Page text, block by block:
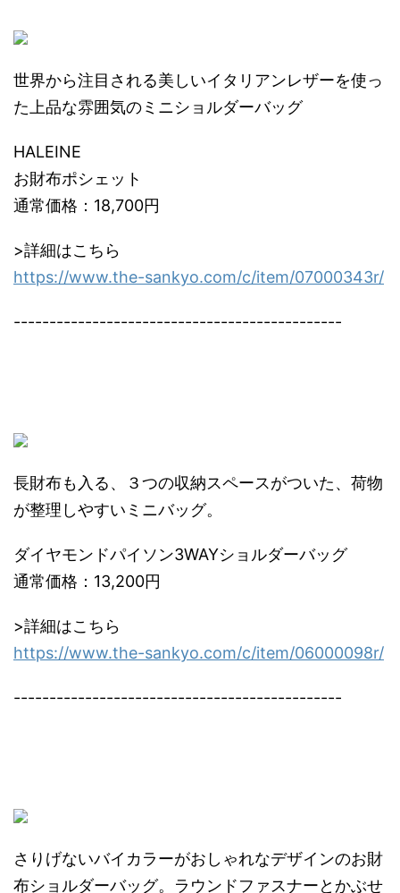
世界から注目される美しいイタリアンレザーを使っ
た上品な雰囲気のミニショルダーバッグ
HALEINE
お財布ポシェット
通常価格：18,700円
>詳細はこちら
https://www.the-sankyo.com/c/item/07000343r/
----------------------------------------------
長財布も入る、３つの収納スペースがついた、荷物
が整理しやすいミニバッグ。
ダイヤモンドパイソン3WAYショルダーバッグ
通常価格：13,200円
>詳細はこちら
https://www.the-sankyo.com/c/item/06000098r/
----------------------------------------------
さりげないバイカラーがおしゃれなデザインのお財
布ショルダーバッグ。ラウンドファスナーとかぶせ